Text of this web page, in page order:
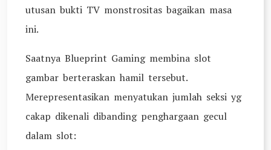
utusan bukti TV monstrositas bagaikan masa
ini.
Saatnya Blueprint Gaming membina slot
gambar berteraskan hamil tersebut.
Merepresentasikan menyatukan jumlah seksi yg
cakap dikenali dibanding penghargaan gecul
dalam slot: